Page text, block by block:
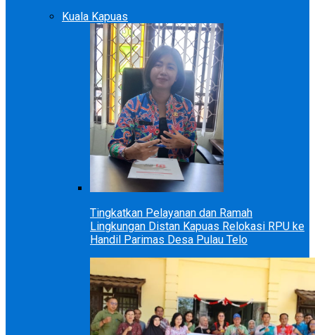
Kuala Kapuas
Tingkatkan Pelayanan dan Ramah
Lingkungan Distan Kapuas Relokasi RPU ke
Handil Parimas Desa Pulau Telo